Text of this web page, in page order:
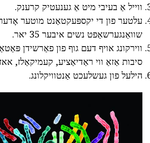
ווייל אַ בעיבי מיט אַ גענעטיק קרענק.
עלטער פון די יקספּעקטאַנט מוטער אָדער
שוואַנגערשאַפט נשים איבער 35 יאר.
ווירקונג אויף דעם גוף פון פאַרשידן
סיבות אַזאַ ווי ראַדיאַציע, קעמיקאַלז,
הילעל פון געשלעכט אַנטוויקלונג.